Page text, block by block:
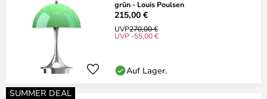
grün - Louis Poulsen
215,00 €
UVP270,00 €
UVP -55,00 €
Auf Lager.
SUMMER DEAL